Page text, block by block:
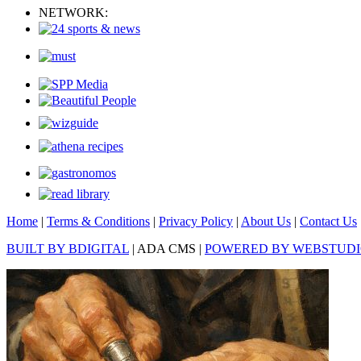
NETWORK:
Home | Terms & Conditions | Privacy Policy | About Us | Contact Us
BUILT BY BDIGITAL | ADA CMS | POWERED BY